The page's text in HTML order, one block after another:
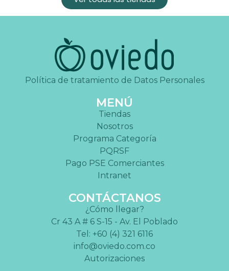
Política de tratamiento de Datos Personales
MENÚ
Tiendas
Nosotros
Programa Categoría
PQRSF
Pago PSE Comerciantes
Intranet
CONTÁCTANOS
¿Cómo llegar?
Cr 43 A # 6 S-15 - Av. El Poblado
Tel: +60 (4) 321 6116
info@oviedo.com.co
Autorizaciones